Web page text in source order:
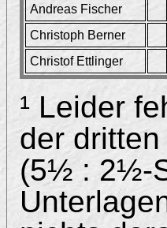
Andreas Fischer
Christoph Berner
Christof Ettlinger
¹ Leider
der
(5½ : 2½-